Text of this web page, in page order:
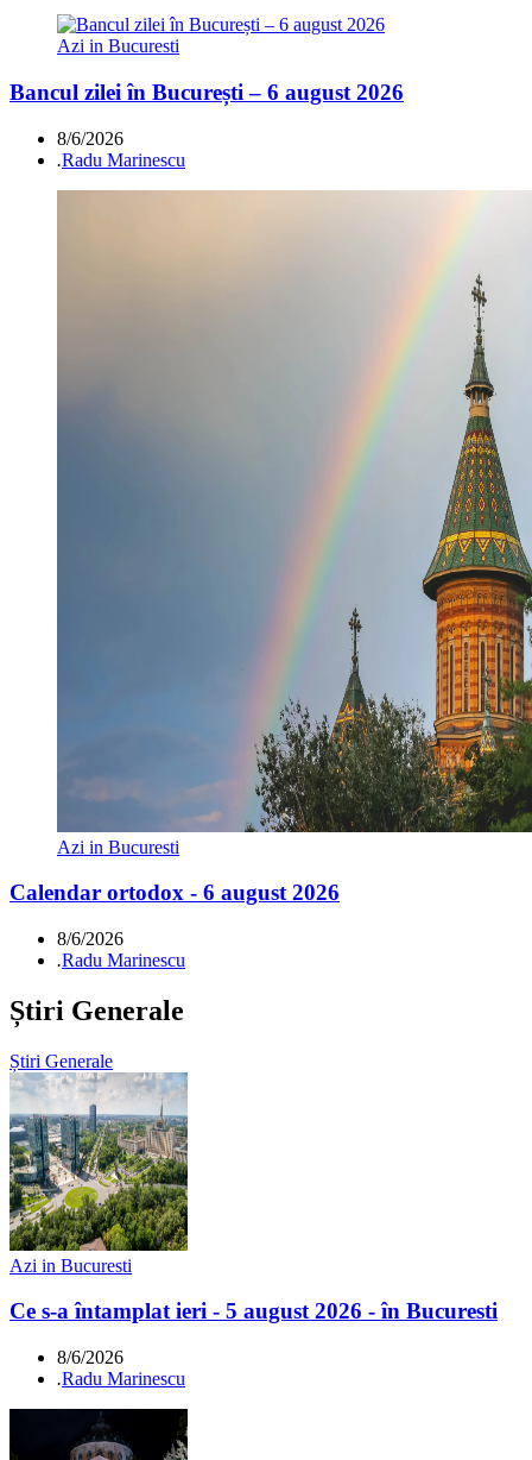
Azi in Bucuresti
Bancul zilei în București – 6 august 2026
8/6/2026
.Radu Marinescu
Azi in Bucuresti
Calendar ortodox - 6 august 2026
8/6/2026
.Radu Marinescu
Știri Generale
Știri Generale
Azi in Bucuresti
Ce s-a întamplat ieri - 5 august 2026 - în Bucuresti
8/6/2026
.Radu Marinescu